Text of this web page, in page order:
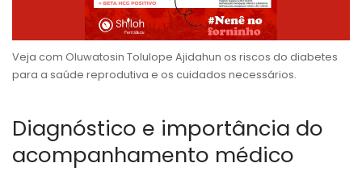
Veja com Oluwatosin Tolulope Ajidahun os riscos do diabetes
para a saúde reprodutiva e os cuidados necessários.
Diagnóstico e importância do
acompanhamento médico